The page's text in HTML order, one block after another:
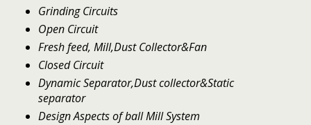
Grinding Circuits
Open Circuit
Fresh feed, Mill,Dust Collector&Fan
Closed Circuit
Dynamic Separator,Dust collector&Static
separator
Design Aspects of ball Mill System